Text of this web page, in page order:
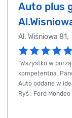
Auto plus
Al. Wiśniowa 81,
"Wszystko w
kompetentna.
Auto oddane w
Ryś , Ford